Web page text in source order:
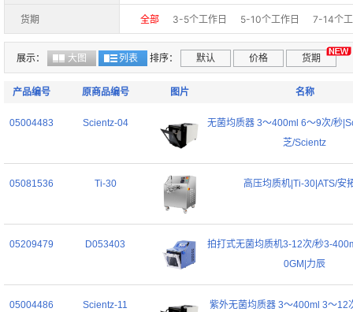
货期 全部 3-5个工作日 5-10个工作日 7-14个
展示： 大图 列表 排序： 默认 价格 货期
产品编号 原商品编号 图片 名称
05004483 Scientz-04
无菌均质器 3～400ml 6～9次/秒
芝/Scientz
05081536 Ti-30 高压均质机|Ti-30|ATS/安
05209479 D053403
拍打式无菌均质机3-12次/秒3-
0GM|力辰
05004486 Scientz-11
紫外无菌均质器 3～400ml 3～12